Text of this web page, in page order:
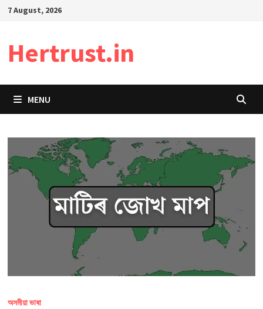
Skip7 August, 2026
Hertrust.in
MENU
অসমীয়া ভাষা